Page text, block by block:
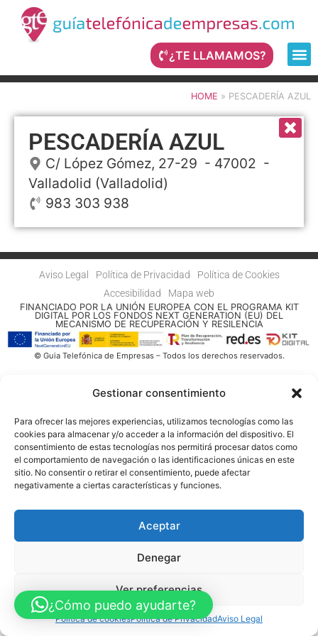
Gestionar consentimiento
Para ofrecer las mejores experiencias, utilizamos tecnologías como las
cookies para almacenar y/o acceder a la información del dispositivo. El
consentimiento de estas tecnologías nos permitirá procesar datos como
el comportamiento de navegación o las identificaciones únicas en este
sitio. No consentir o retirar el consentimiento, puede afectar
negativamente a ciertas características y funciones.
Aceptar
Denegar
Ver preferencias
Política de cookiesPolítica de PrivacidadAviso Legal
¿TE LLAMAMOS?
HOME » PESCADERÍA AZUL
PESCADERÍA AZUL
C/ López Gómez, 27-29 - 47002 -
Valladolid (Valladolid)
983 303 938
Aviso Legal Política de Privacidad
Política de Cookies
Accesibilidad
Mapa web
FINANCIADO POR LA UNIÓN EUROPEA CON EL PROGRAMA KIT
DIGITAL POR LOS FONDOS NEXT GENERATION (EU) DEL
MECANISMO DE RECUPERACIÓN Y RESILENCIA
© Guia Telefónica de Empresas – Todos los derechos reservados.
¿Cómo puedo ayudarte?